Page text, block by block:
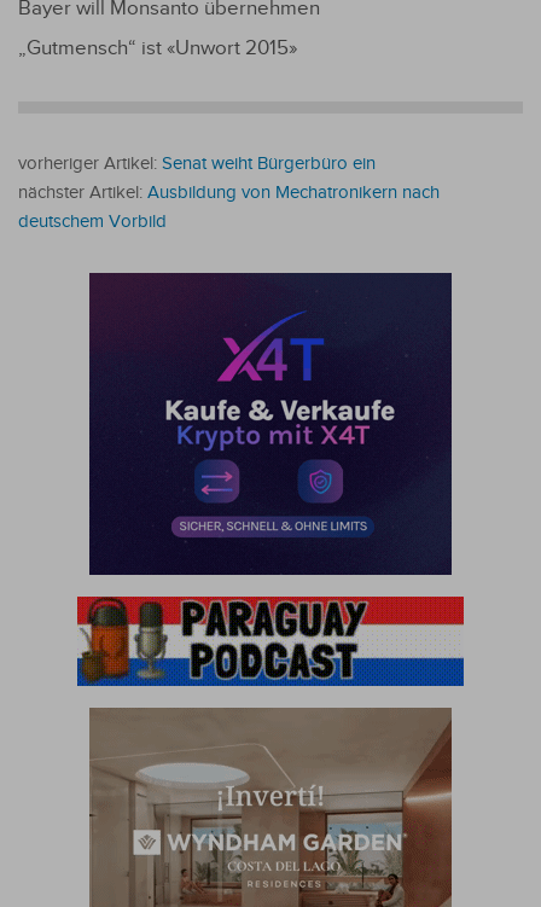
Bayer will Monsanto übernehmen
„Gutmensch“ ist «Unwort 2015»
vorheriger Artikel: Senat weiht Bürgerbüro ein
nächster Artikel: Ausbildung von Mechatronikern nach
deutschem Vorbild